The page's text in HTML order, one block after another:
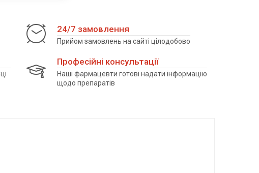
24/7 замовлення
Прийом замовлень на сайті цілодобово
Професійні консультації
Наші фармацевти готові надати інформацію
щодо препаратів